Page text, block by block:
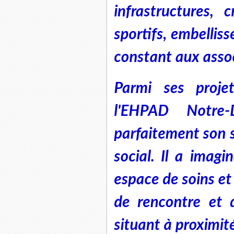
infrastructures,
sportifs,
constant aux
Parmi ses
l'EHPAD
parfaitement son
social. Il a
espace de soins
de rencontre et
situant à